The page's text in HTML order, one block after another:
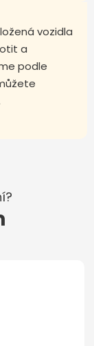
vozidla
a
podle